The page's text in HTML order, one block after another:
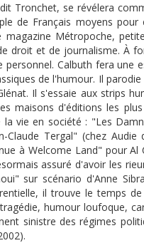
Tronchet, se révélera
de Français moyens
magazine Métropoche,
droit et de journalisme. À
Calbuth fera une
de l'humour. Il
Il s'essaie aux strips
maisons d'éditions les
vie en société : "Les
Claude Tergal" (chez
à Welcome Land" pour
assuré d'avoir les
sur scénario d'Anne
il trouve le temps
humour loufoque,
sinistre des régimes